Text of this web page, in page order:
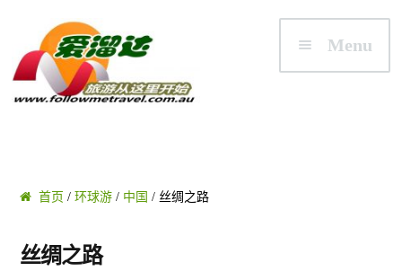
Skip to navigation
Skip to content
Menu
首页 / 环球游/ 中国 / 丝绸之路
丝绸之路